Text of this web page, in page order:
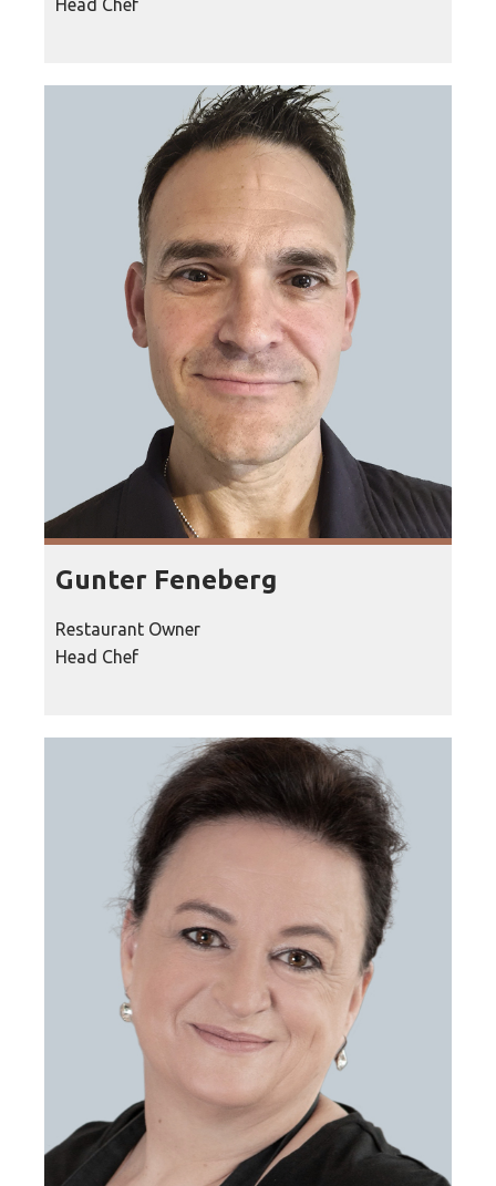
Head Chef
Gunter Feneberg
Restaurant Owner
Head Chef